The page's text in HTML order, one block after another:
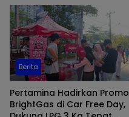
Berita
Pertamina Hadirkan Promo
BrightGas di Car Free Day,